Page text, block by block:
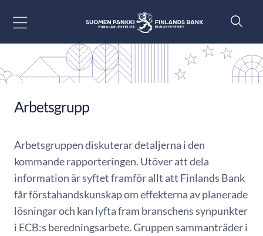
Arbetsgrupp
Arbetsgruppen diskuterar detaljerna i den
kommande rapporteringen. Utöver att dela
information är syftet framför allt att Finlands Bank
får förstahandskunskap om effekterna av planerade
lösningar och kan lyfta fram branschens synpunkter
i ECB:s beredningsarbete. Gruppen sammanträder i